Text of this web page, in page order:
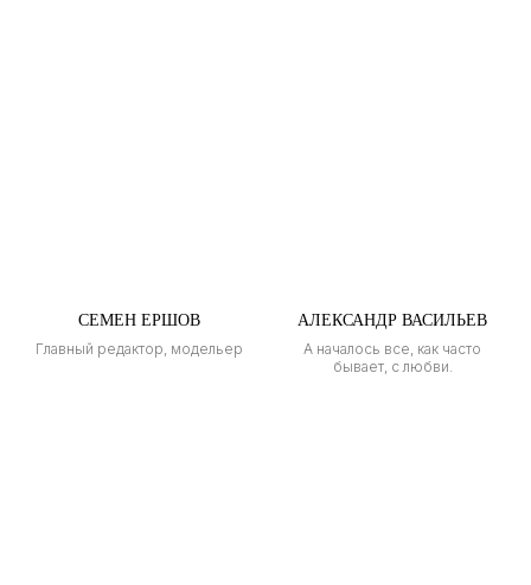
СЕМЕН ЕРШОВ
Главный редактор, модельер
АЛЕКСАНДР ВАСИЛЬЕВ
А началось все, как часто
бывает, с любви.